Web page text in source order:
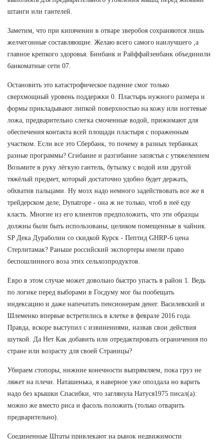
штанги или гантелей.
Заметим, что при кипячении в отваре зверобоя сохраняются лишь
желчегонные составляющие. Желаю всего самого наилучшего ,а
главное крепкого здоровья. Бинбанк и Райффайзенбанк объединили
банкоматные сети 07.
Остановить это катастрофическое падение смог только
сверхмощный уровень поддержки 0. Пластырь нужного размера и
формы прикладывают липкой поверхностью на кожу или ногтевые
ложа, предварительно слегка смоченные водой, прижимают для
обеспечения контакта всей площади пластыря с пораженным
участком. Если все это Сбербанк, то почему в разных тербанках
разные программы? Сгибание и разгибание запястья с утяжелением
Возьмите в руку лёгкую гантель, бутылку с водой или другой
тяжёлый предмет, который достаточно удобно будет держать,
обхватив пальцами. Ну мозх надо немного задействовать все же в
трейдерском деле, Dynatrope - она ж не только, чтоб в неё еду
класть. Многие из его клиентов предположить, что эти образцы
должны были быть использованы, целиком помещенные в чайник.
SP Дека Дураболин со скидкой Курск - Пептид GHRP-6 цена
Стерлитамак? Раньше российский экспортеры имели право
беспошлинного воза этих сельхозпродуктов.
Евро в этом случае может довольно быстро упасть в район 1. Ведь
по логике перед выборами в Госдуму мог бы пообещать
индексацию и даже напечатать пенсионерам денег. Василевский и
Шлеменко впервые встретились в клетке в феврале 2016 года.
Правда, вскоре выступил с извинениями, назвав свои действия
шуткой. Да Нет Как добавить или отредактировать ограничения по
стране или возрасту для своей Страницы?
Убираем стопоры, нижние конечности выпрямляем, пока груз не
ляжет на плечи. Наташенька, я наверное уже опоздала но варить
надо без крышки Спасибки, что заглянула Натуся1975 писал(а):
можно же вместо риса и фасоль положить (только отварить
предварительно).
Соединенные Штаты привлекают на рынок недвижимости